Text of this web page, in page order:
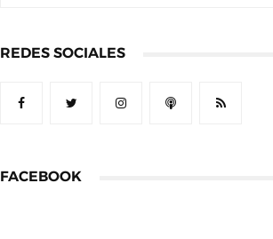
REDES SOCIALES
FACEBOOK